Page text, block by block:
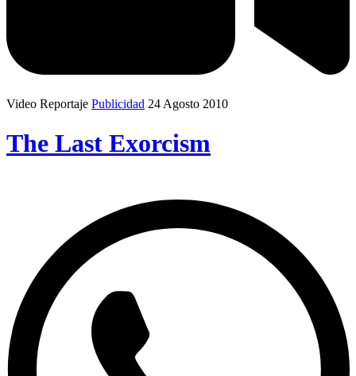
Video Reportaje Publicidad 24 Agosto 2010
The Last Exorcism